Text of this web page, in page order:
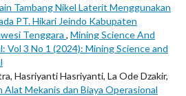
Tambang Nikel Laterit Menggunakan
PT. Hikari Jeindo Kabupaten
Tenggara , Mining Science And
Vol 3 No 1 (2024): Mining Science and
Hasriyanti Hasriyanti, La Ode Dzakir,
Mekanis dan Biaya Operasional